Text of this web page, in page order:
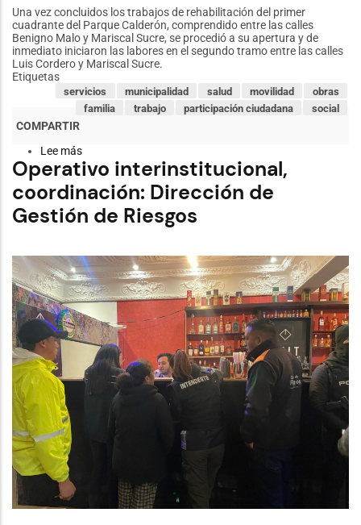
Una vez concluidos los trabajos de rehabilitación del primer
cuadrante del Parque Calderón, comprendido entre las calles
Benigno Malo y Mariscal Sucre, se procedió a su apertura y de
inmediato iniciaron las labores en el segundo tramo entre las calles
Luis Cordero y Mariscal Sucre.
Etiquetas
obras
movilidad
salud
municipalidad
servicios
social
participación ciudadana
trabajo
familia
Lee más
Se
abre
primer
cuadrante
remodelado
Calderón
Operativo interinstitucional,
coordinación: Dirección de
Gestión de Riesgos